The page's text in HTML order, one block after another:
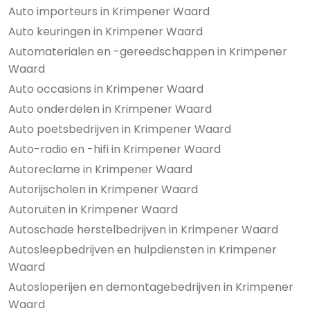
Auto importeurs in Krimpener Waard
Auto keuringen in Krimpener Waard
Automaterialen en -gereedschappen in Krimpener
Waard
Auto occasions in Krimpener Waard
Auto onderdelen in Krimpener Waard
Auto poetsbedrijven in Krimpener Waard
Auto-radio en -hifi in Krimpener Waard
Autoreclame in Krimpener Waard
Autorijscholen in Krimpener Waard
Autoruiten in Krimpener Waard
Autoschade herstelbedrijven in Krimpener Waard
Autosleepbedrijven en hulpdiensten in Krimpener
Waard
Autosloperijen en demontagebedrijven in Krimpener
Waard